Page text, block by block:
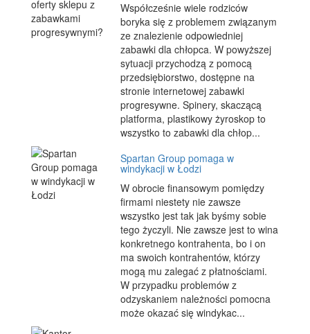
Współcześnie wiele rodziców
boryka się z problemem związanym
ze znalezienie odpowiedniej
zabawki dla chłopca. W powyższej
sytuacji przychodzą z pomocą
przedsiębiorstwo, dostępne na
stronie internetowej zabawki
progresywne. Spinery, skaczącą
platforma, plastikowy żyroskop to
wszystko to zabawki dla chłop...
Spartan Group pomaga w
windykacji w Łodzi
W obrocie finansowym pomiędzy
firmami niestety nie zawsze
wszystko jest tak jak byśmy sobie
tego życzyli. Nie zawsze jest to wina
konkretnego kontrahenta, bo i on
ma swoich kontrahentów, którzy
mogą mu zalegać z płatnościami.
W przypadku problemów z
odzyskaniem należności pomocna
może okazać się windykac...